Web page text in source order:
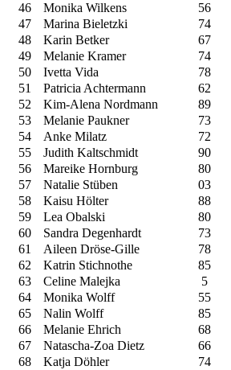
46
Monika Wilkens 56
47
Marina Bieletzki 74
48
Karin Betker 67
49
Melanie Kramer 74
50
Ivetta Vida 78
51
Patricia Achtermann 62
52
Kim-Alena Nordmann 89
53
Melanie Paukner 73
54
Anke Milatz 72
55
Judith Kaltschmidt 90
56
Mareike Hornburg 80
57
Natalie Stüben 03
58
Kaisu Hölter 88
59
Lea Obalski 80
60
Sandra Degenhardt 73
61
Aileen Dröse-Gille 78
62
Katrin Stichnothe 85
63
Celine Malejka 5
64
Monika Wolff 55
65
Nalin Wolff 85
66
Melanie Ehrich 68
67
Natascha-Zoa Dietz 66
68
Katja Döhler 74